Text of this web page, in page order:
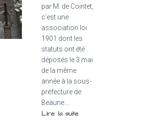
par M. de Cointet,
c’est une
association loi
1901 dont les
statuts ont été
déposés le 3 mai
de la même
année à la sous-
préfecture de
Beaune....
Lire la suite